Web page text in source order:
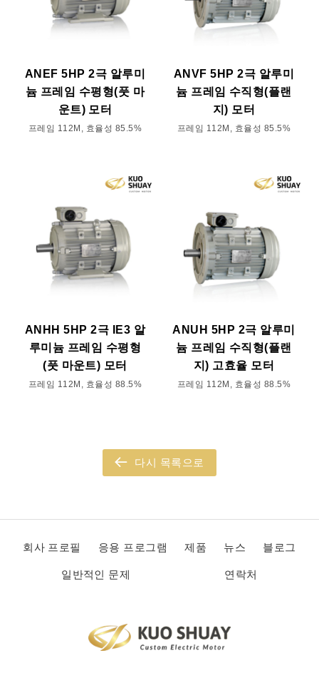
ANEF 5HP 2극 알루미
늄 프레임 수평형(풋 마
운트) 모터
프레임 112M, 효율성 85.5%
ANVF 5HP 2극 알루미
늄 프레임 수직형(플랜
지) 모터
프레임 112M, 효율성 85.5%
ANHH 5HP 2극 IE3 알
루미늄 프레임 수평형
(풋 마운트) 모터
프레임 112M, 효율성 88.5%
ANUH 5HP 2극 알루미
늄 프레임 수직형(플랜
지) 고효율 모터
프레임 112M, 효율성 88.5%
다시 목록으로
회사 프로필 응용 프로그램 제품 뉴스 블로그
일반적인 문제 연락처